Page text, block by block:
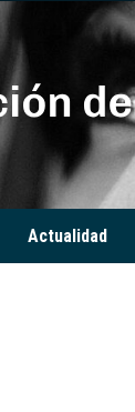
Actualidad